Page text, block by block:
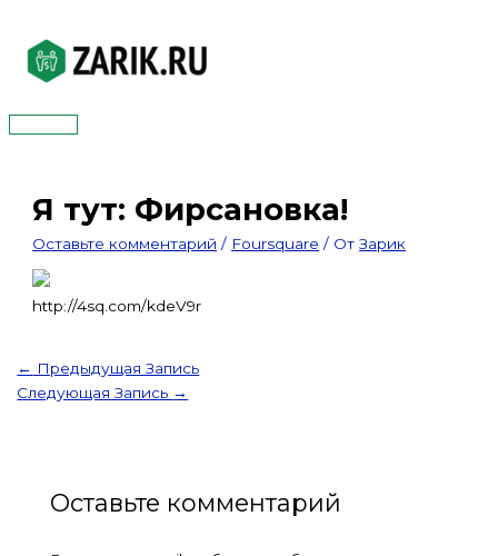
содержимому
Главное
Я тут: Фирсановка!
Оставьте комментарий / Foursquare / ОтЗарик
http://4sq.com/kdeV9r
← Предыдущая Запись
Следующая Запись →
Оставьте комментарий